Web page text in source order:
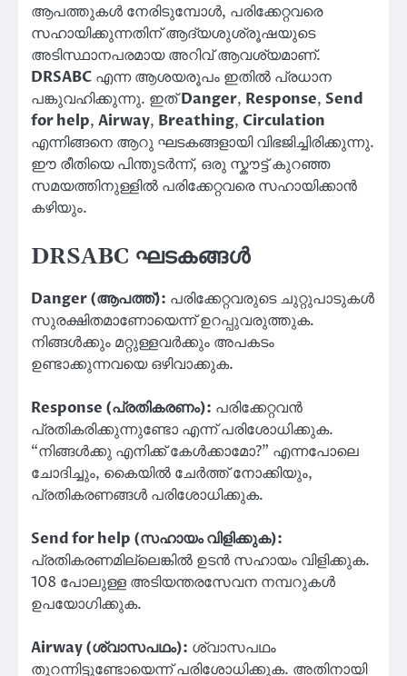
ആപത്തുകൾ നേരിടുമ്പോൾ, പരിക്കേറ്റവരെ
സഹായിക്കുന്നതിന് ആദ്യശുശ്രൂഷയുടെ
അടിസ്ഥാനപരമായ അറിവ് ആവശ്യമാണ്.
DRSABC എന്ന ആശയരൂപം ഇതിൽ പ്രധാന
പങ്കുവഹിക്കുന്നു. ഇത്Danger, Response, Send
for help, Airway, Breathing, Circulation
എന്നിങ്ങനെ ആറു ഘടകങ്ങളായി വിഭജിച്ചിരിക്കുന്നു.
ഈ രീതിയെ പിന്തുടർന്ന്, ഒരു സ്കൗട്ട്‌ കുറഞ്ഞ
സമയത്തിനുള്ളിൽ പരിക്കേറ്റവരെ സഹായിക്കാൻ
കഴിയും.
DRSABC ഘടകങ്ങൾ
Danger (ആപത്ത്): പരിക്കേറ്റവരുടെ ചുറ്റുപാടുകൾ
സുരക്ഷിതമാണോയെന്ന് ഉറപ്പുവരുത്തുക.
നിങ്ങൾക്കും മറ്റുള്ളവർക്കും അപകടം
ഉണ്ടാക്കുന്നവയെ ഒഴിവാക്കുക.
Response (പ്രതികരണം): പരിക്കേറ്റവൻ
പ്രതികരിക്കുന്നുണ്ടോ എന്ന് പരിശോധിക്കുക.
“നിങ്ങൾക്കു എനിക്ക് കേൾക്കാമോ?” എന്നപോലെ
ചോദിച്ചും, കൈയിൽ ചേർത്ത് നോക്കിയും,
പ്രതികരണങ്ങൾ പരിശോധിക്കുക.
Send for help (സഹായം വിളിക്കുക):
പ്രതികരണമില്ലെങ്കിൽ ഉടൻ സഹായം വിളിക്കുക.
108 പോലുള്ള അടിയന്തരസേവന നമ്പറുകൾ
ഉപയോഗിക്കുക.
Airway (ശ്വാസപഥം): ശ്വാസപഥം
തുറന്നിട്ടുണ്ടോയെന്ന് പരിശോധിക്കുക. അതിനായി